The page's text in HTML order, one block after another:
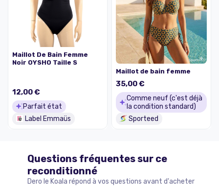
Maillot De Bain Femme
Noir OYSHO Taille S
12,00 €
Parfait état
Label Emmaüs
Maillot de bain femme
35,00 €
Comme neuf (c'est déjà
la condition standard)
Sporteed
Questions fréquentes sur ce
reconditionné
Dero le Koala répond à vos questions avant d'acheter